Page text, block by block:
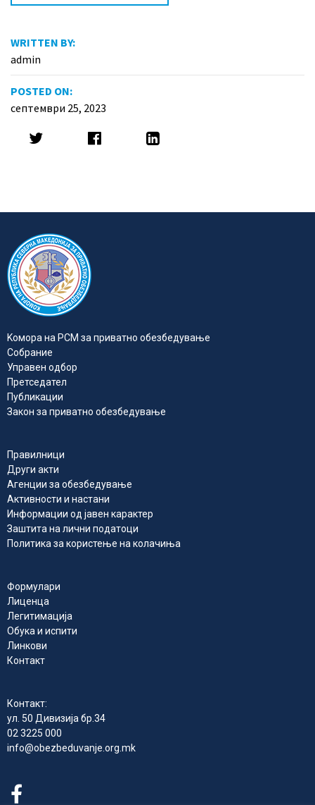
WRITTEN BY:
admin
POSTED ON:
септември 25, 2023
Kомора на РСМ за приватно обезбедувањe
Собрание
Управен одбор
Претседател
Публикации
Закон за приватно обезбедување
Правилници
Други акти
Агенции за обезбедување
Активности и настани
Информации од јавен карактер
Заштита на лични податоци
Политика за користење на колачиња
Формулари
Лиценца
Легитимација
Обука и испити
Линкови
Контакт
Контакт:
ул. 50 Дивизија бр.34
02 3225 000
info@obezbeduvanje.org.mk